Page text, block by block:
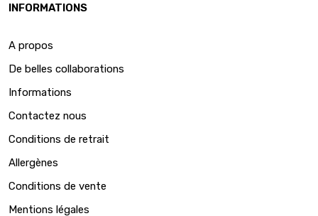
INFORMATIONS
A propos
De belles collaborations
Informations
Contactez nous
Conditions de retrait
Allergènes
Conditions de vente
Mentions légales